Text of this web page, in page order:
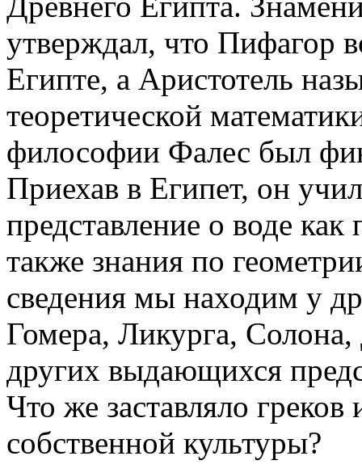
утверждал, что Пифагор
Египте, а Аристотель
теоретической
философии Фалес был
Приехав в Египет, он
представление о воде как
также знания по
сведения мы находим у
Гомера, Ликурга,
других выдающихся
Что же заставляло
собственной культуры?